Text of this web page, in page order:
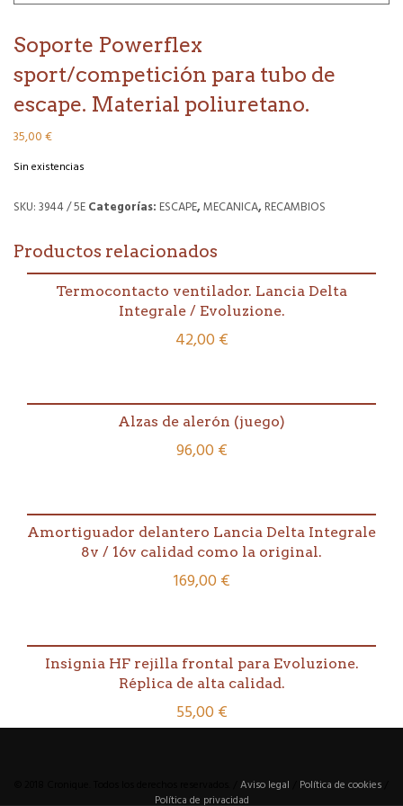
Soporte Powerflex
sport/competición para tubo de
escape. Material poliuretano.
35,00€
Sin existencias
SKU:3944 / 5ECategorías: ESCAPE,MECANICA, RECAMBIOS
Productos relacionados
Termocontacto ventilador. Lancia Delta
Integrale / Evoluzione.
42,00€
Alzas de alerón (juego)
96,00€
Amortiguador delantero Lancia Delta Integrale
8v / 16v calidad como la original.
169,00€
Insignia HF rejilla frontal para Evoluzione.
Réplica de alta calidad.
55,00€
Aviso legal Política de cookies
Política de privacidad